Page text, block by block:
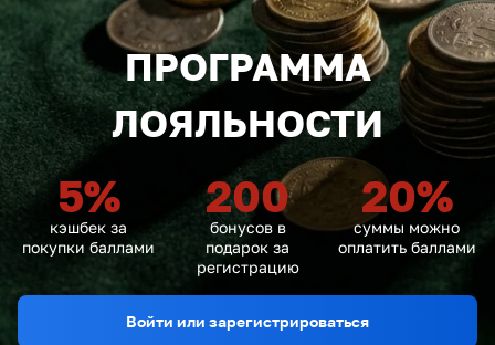
ПРОГРАММА
ЛОЯЛЬНОСТИ
5%
кэшбек за
покупки баллами
200
бонусов в
подарок за
регистрацию
20%
суммы можно
оплатить баллами
Войти или зарегистрироваться